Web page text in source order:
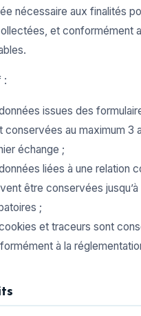
nécessaire aux finalités
et conformément
:
issues des
conservées au maximum 3
échange ;
liées à une relation
être conservées
;
et traceurs sont
à la